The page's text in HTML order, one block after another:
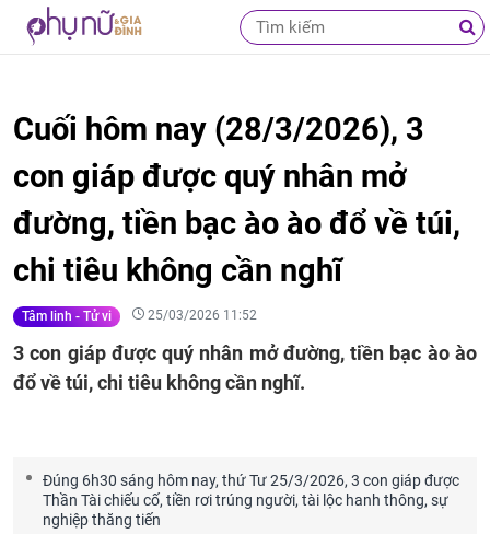
Cuối hôm nay (28/3/2026), 3
con giáp được quý nhân mở
đường, tiền bạc ào ào đổ về túi,
chi tiêu không cần nghĩ
Tâm linh - Tử vi 25/03/2026 11:52
3 con giáp được quý nhân mở đường, tiền bạc ào ào
đổ về túi, chi tiêu không cần nghĩ.
Đúng 6h30 sáng hôm nay, thứ Tư 25/3/2026, 3 con giáp được
Thần Tài chiếu cố, tiền rơi trúng người, tài lộc hanh thông, sự
nghiệp thăng tiến